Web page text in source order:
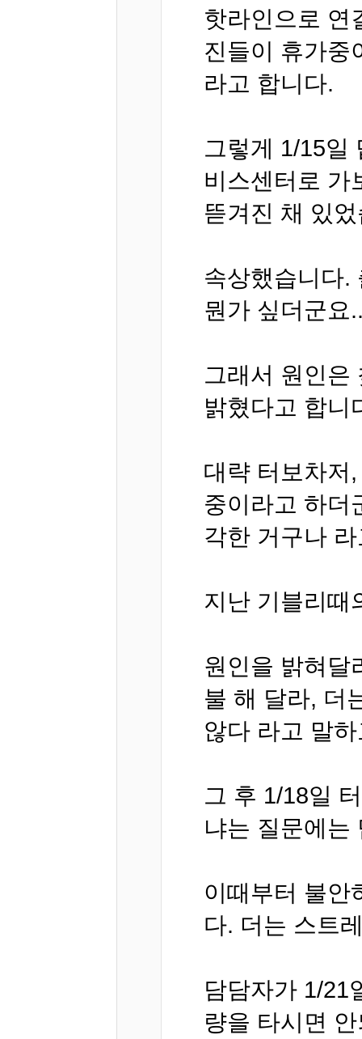
핫라인으로 연
진들이 휴가중
라고 합니다.
그렇게 1/15일
비스센터로 가
뜯겨진 채 있
속상했습니다.
뭔가 싶더군요
그래서 원인은
밝혔다고 합니
대략 터보차저
중이라고 하더
각한 거구나
지난 기블리때
원인을 밝혀달
불 해 달라, 더
않다 라고 말
그 후 1/18일
냐는 질문에는
이때부터 불안
다. 더는 스트
담담자가 1/21
량을 타시면